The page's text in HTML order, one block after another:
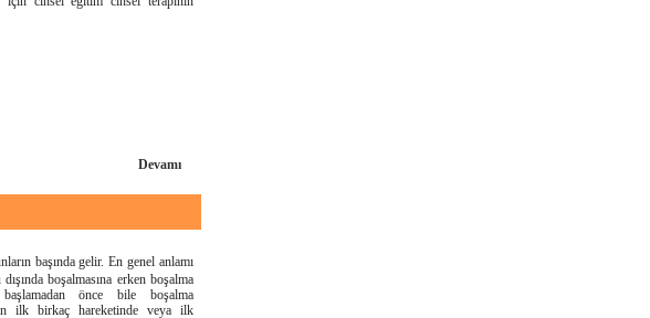
Devamı
başında gelir. En genel anlamı
boşalmasına erken boşalma
önce bile boşalma
ilk birkaç hareketinde veya ilk